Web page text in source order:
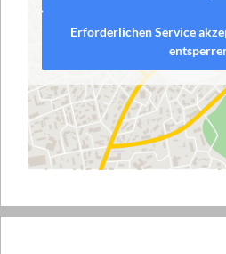
Erforderlichen Service